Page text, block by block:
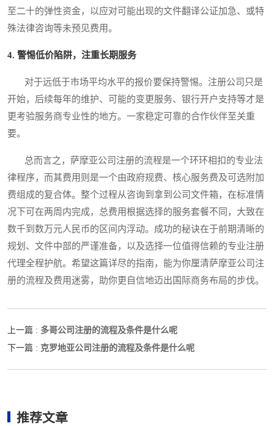
至二十的弹性资金，以应对可能出现的文件翻译公证加急、或特
殊法律咨询等未预见费用。
4. 警惕低价陷阱，注重长期服务
对于远低于市场平均水平的报价要保持警惕。注册公司只是
开始，后续每年的维护、可能的变更服务、银行开户支持等才是
更考验服务商专业性的地方。一家稳定可靠的合作伙伴至关重
要。
总而言之，萨摩亚公司注册的流程是一个环环相扣的专业法
律程序，而其费用则是一个由政府规费、核心服务费及可选附加
费组成的复合体。整个过程从咨询到拿到公司文件箱，在标准情
况下可在两周内完成，总费用根据选择的服务套餐不同，大致在
数千到数万元人民币的区间内浮动。成功的秘诀在于前期清晰的
规划、文件中部的严谨准备，以及选择一位值得信赖的专业注册
代理全程护航。希望这篇详尽的指南，能为你厘清萨摩亚公司注
册的流程及费用迷雾，助你更自信地迈出国际商务布局的步伐。
上一篇 : 多哥公司注册的流程及条件是什么呢
下一篇 : 克罗地亚公司注册的流程及条件是什么呢
推荐文章